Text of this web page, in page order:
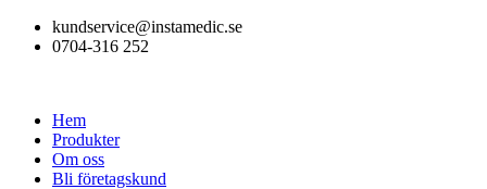
Hoppakundservice@instamedic.se
0704-316 252
Hem
Produkter
Om oss
Bli företagskund